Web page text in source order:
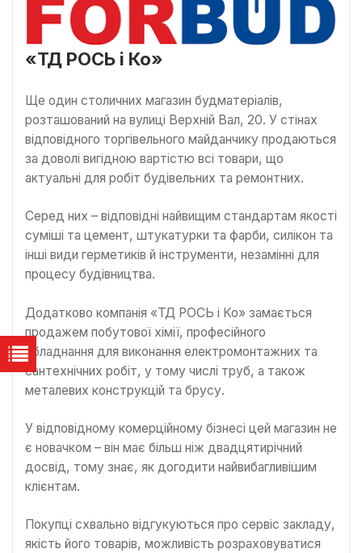
«ТД POCЬ і Ко»
Ще один столичних магазин будматеріалів,
розташований на вулиці Верхній Вал, 20. У стінах
відповідного торгівельного майданчику продаються
за доволі вигідною вартістю всі товари, що
актуальні для робіт будівельних та ремонтних.
Серед них – відповідні найвищим стандартам якості
суміші та цемент, штукатурки та фарби, силікон та
інші види герметиків й інструменти, незамінні для
процесу будівництва.
Додатково компанія «ТД POCЬ і Ко» замається
продажем побутової хімії, професійного
обладнання для виконання електромонтажних та
сантехнічних робіт, у тому числі труб, а також
металевих конструкцій та брусу.
У відповідному комерційному бізнесі цей магазин не
є новачком – він має більш ніж двадцятирічний
досвід, тому знає, як догодити найвибагливішим
клієнтам.
Покупці схвально відгукуються про сервіс закладу,
якість його товарів, можливість розраховуватися